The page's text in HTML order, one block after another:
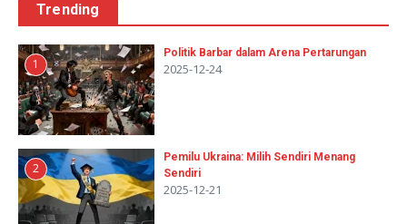
Trending
1
Politik Barbar dalam Arena Pertarungan
2025-12-24
2
Pemilu Ukraina: Milih Sendiri Menang
Sendiri
2025-12-21